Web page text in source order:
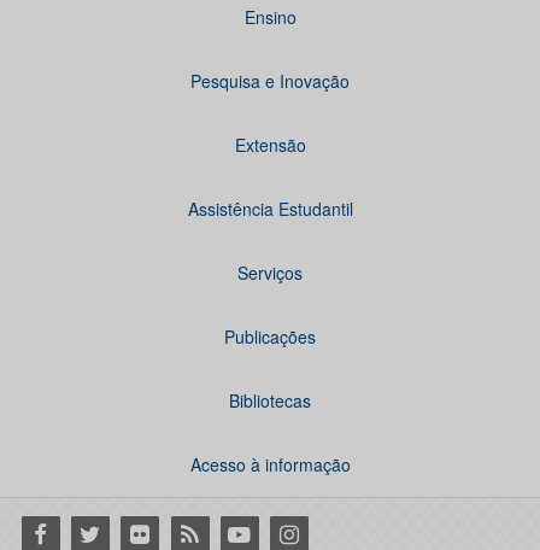
Ensino
Pesquisa e Inovação
Extensão
Assistência Estudantil
Serviços
Publicações
Bibliotecas
Acesso à informação
Facebook
Twitter Flickr RSS YoutubeInstagram